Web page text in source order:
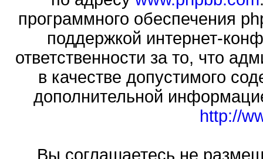
программного обеспечения
поддержкой интернет-
ответственности за то, что
в качестве допустимого
дополнительной
http://
Вы соглашаетесь не